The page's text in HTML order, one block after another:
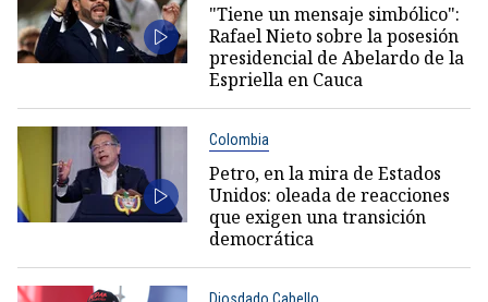
"Tiene un mensaje simbólico":
Rafael Nieto sobre la posesión
presidencial de Abelardo de la
Espriella en Cauca
Colombia
Petro, en la mira de Estados
Unidos: oleada de reacciones
que exigen una transición
democrática
Diosdado Cabello